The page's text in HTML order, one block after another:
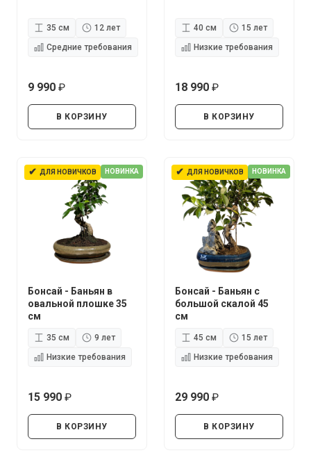
35 см
12 лет
Средние требования
9 990
В КОРЗИНУ
40 см
15 лет
Низкие требования
18 990
В КОРЗИНУ
✔ ДЛЯ НОВИЧКОВ НОВИНКА
Бонсай - Баньян в
овальной плошке 35
см
35 см
9 лет
Низкие требования
15 990
В КОРЗИНУ
✔ ДЛЯ НОВИЧКОВ НОВИНКА
Бонсай - Баньян с
большой скалой 45
см
45 см
15 лет
Низкие требования
29 990
В КОРЗИНУ